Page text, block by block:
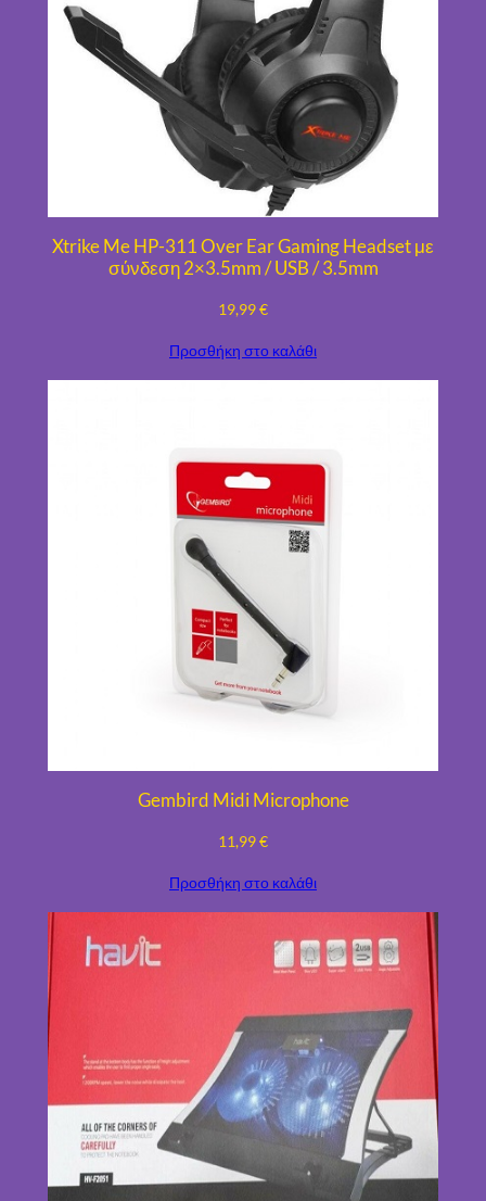
Xtrike Me HP-311 Over Ear Gaming Headset με
σύνδεση 2×3.5mm / USB / 3.5mm
19,99€
Προσθήκη στο καλάθι
Gembird Midi Microphone
11,99€
Προσθήκη στο καλάθι